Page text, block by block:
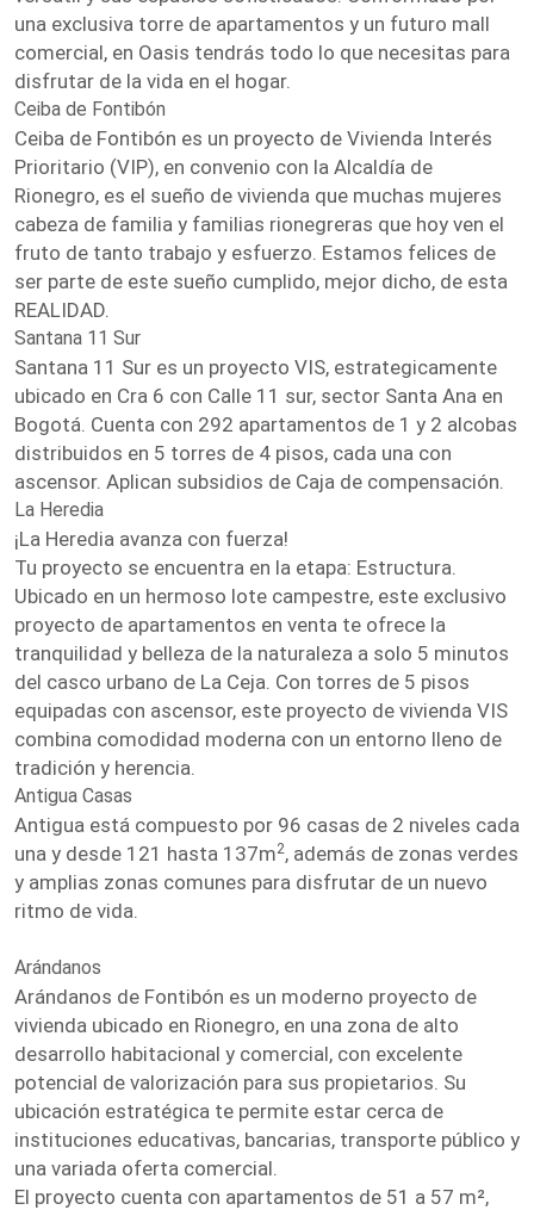
una exclusiva torre de apartamentos y un futuro mall
comercial, en Oasis tendrás todo lo que necesitas para
disfrutar de la vida en el hogar.
Ceiba de Fontibón
Ceiba de Fontibón es un proyecto de Vivienda Interés
Prioritario (VIP), en convenio con la Alcaldía de
Rionegro, es el sueño de vivienda que muchas mujeres
cabeza de familia y familias rionegreras que hoy ven el
fruto de tanto trabajo y esfuerzo. Estamos felices de
ser parte de este sueño cumplido, mejor dicho, de esta
REALIDAD.
Santana 11 Sur
Santana 11 Sur es un proyecto VIS, estrategicamente
ubicado en Cra 6 con Calle 11 sur, sector Santa Ana en
Bogotá. Cuenta con 292 apartamentos de 1 y 2 alcobas
distribuidos en 5 torres de 4 pisos, cada una con
ascensor. Aplican subsidios de Caja de compensación.
La Heredia
¡La Heredia avanza con fuerza!
Tu proyecto se encuentra en la etapa: Estructura.
Ubicado en un hermoso lote campestre, este exclusivo
proyecto de apartamentos en venta te ofrece la
tranquilidad y belleza de la naturaleza a solo 5 minutos
del casco urbano de La Ceja. Con torres de 5 pisos
equipadas con ascensor, este proyecto de vivienda VIS
combina comodidad moderna con un entorno lleno de
tradición y herencia.
Antigua Casas
Antigua está compuesto por 96 casas de 2 niveles cada
una y desde 121 hasta 137m2, además de zonas verdes
y amplias zonas comunes para disfrutar de un nuevo
ritmo de vida.
Arándanos
Arándanos de Fontibón es un moderno proyecto de
vivienda ubicado en Rionegro, en una zona de alto
desarrollo habitacional y comercial, con excelente
potencial de valorización para sus propietarios. Su
ubicación estratégica te permite estar cerca de
instituciones educativas, bancarias, transporte público y
una variada oferta comercial.
El proyecto cuenta con apartamentos de 51 a 57 m²,